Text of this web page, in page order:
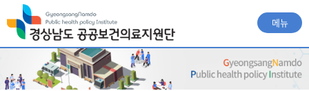
메뉴